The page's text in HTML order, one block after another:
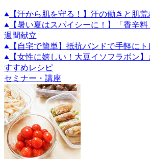
【汗から肌を守る！】汗の働きと肌
【暑い夏はスパイシーに！】「香辛
週間献立
【自宅で簡単】抵抗バンドで手軽にト
【女性に嬉しい！大豆イソフラボン
すすめレシピ
セミナー・講座